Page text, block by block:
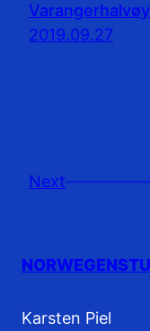
2019.09.27
Next
Karsten Piel